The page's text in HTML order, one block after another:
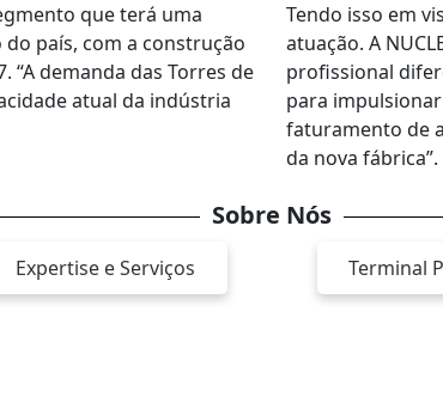
que terá uma
país, com a construção
“A demanda das Torres de
atual da indústria
Tendo isso em
atuação. A
profissional
para
faturamento de
da nova fábrica”.
Sobre Nós
Expertise e Serviços Terminal